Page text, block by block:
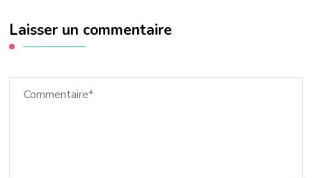
Laisser un commentaire